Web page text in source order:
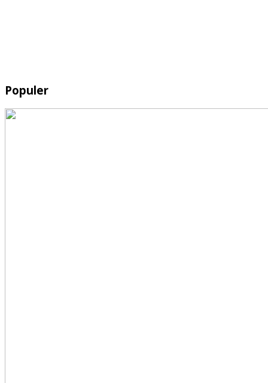
Populer